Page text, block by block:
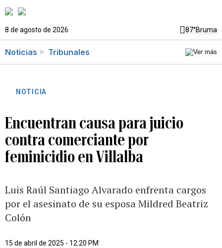
8 de agosto de 2026 87°Bruma
Noticias Tribunales
NOTICIA
Encuentran causa para juicio
contra comerciante por
feminicidio en Villalba
Luis Raúl Santiago Alvarado enfrenta cargos
por el asesinato de su esposa Mildred Beatriz
Colón
15 de abril de 2025 - 12:20 PM